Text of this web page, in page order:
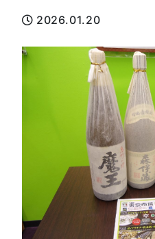
2026.01.20